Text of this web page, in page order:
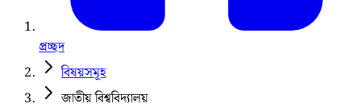
প্রচ্ছদ
বিষয়সমূহ
জাতীয় বিশ্ববিদ্যালয়